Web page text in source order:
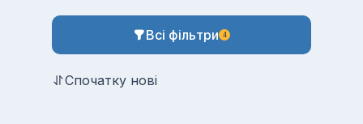
Всі фільтри 4
Спочатку нові